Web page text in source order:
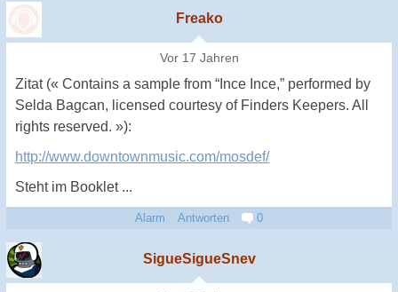
Freako
Vor 17 Jahren
Zitat (« Contains a sample from “Ince Ince,” performed by
Selda Bagcan, licensed courtesy of Finders Keepers. All
rights reserved. »):
http://www.downtownmusic.com/mosdef/
Steht im Booklet ...
Alarm Antworten 0
SigueSigueSnev